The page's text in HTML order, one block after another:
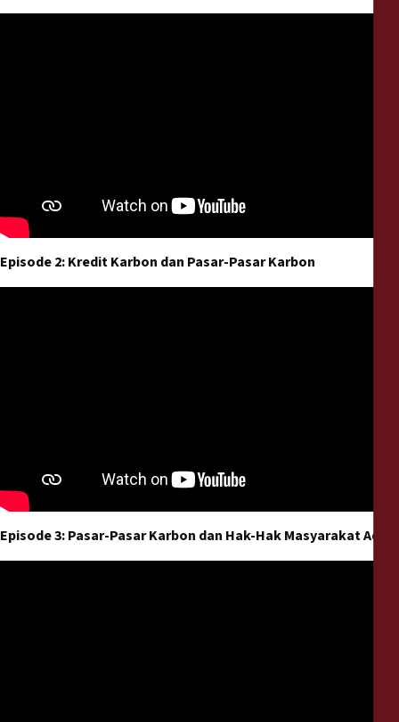
Episode 2: Kredit Karbon dan Pasar-Pasar Karbon
Episode 3: Pasar-Pasar Karbon dan Hak-Hak Masyarakat Adat